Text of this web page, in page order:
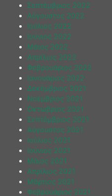
Σεπτέμβριος 2022
Αύγουστος 2022
Ιούλιος 2022
Ιούνιος 2022
Μάιος 2022
Απρίλιος 2022
Φεβρουάριος 2022
Ιανουάριος 2022
Δεκέμβριος 2021
Νοέμβριος 2021
Οκτώβριος 2021
Σεπτέμβριος 2021
Αύγουστος 2021
Ιούλιος 2021
Ιούνιος 2021
Μάιος 2021
Απρίλιος 2021
Μάρτιος 2021
Φεβρουάριος 2021